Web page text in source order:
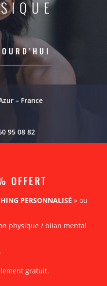
– France
95 08 82
OFFERT
PERSONNALISÉ » ou
physique / bilan mental
gratuit.